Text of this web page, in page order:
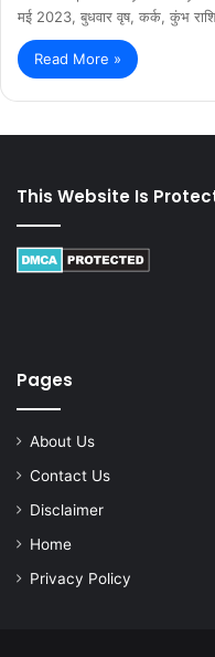
मई 2023, बुधवार वृष, कर्क, कुंभ
Read More »
This Website Is
Pages
About Us
Contact Us
Disclaimer
Home
Privacy Policy